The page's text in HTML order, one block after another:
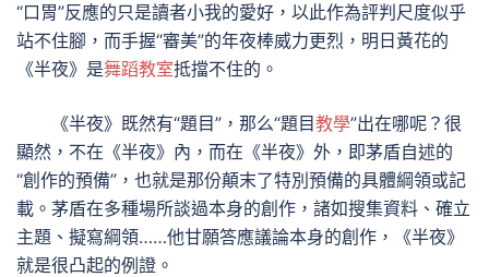
“口胃”反應的只是讀者小我的愛好，以此作為評判尺度似乎
站不住腳，而手握“審美”的年夜棒威力更烈，明日黃花的
《半夜》是舞蹈教室抵擋不住的。
《半夜》既然有“題目”，那么“題目教學”出在哪呢？很
顯然，不在《半夜》內，而在《半夜》外，即茅盾自述的
“創作的預備”，也就是那份顛末了特別預備的具體綱領或記
載。茅盾在多種場所談過本身的創作，諸如搜集資料、確立
主題、擬寫綱領……他甘願答應議論本身的創作，《半夜》
就是很凸起的例證。